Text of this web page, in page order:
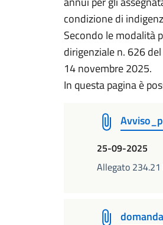
condizione di
Secondo le modalità
dirigenziale n. 626
14 novembre 2025.
In questa pagina è
25-09-2025
Allegato